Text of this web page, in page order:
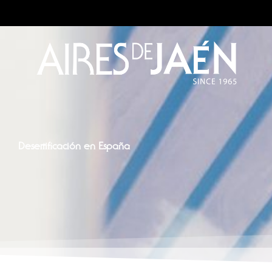
Desertificación en España